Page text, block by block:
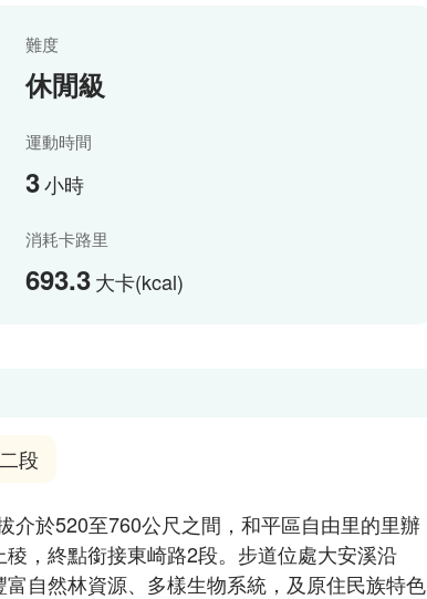
難度
休閒級
運動時間
3小時
消耗卡路里
693.3大卡(kcal)
段
介於520至760公尺之間，和平區自由里的里辦
，終點銜接東崎路2段。步道位處大安溪沿
自然林資源、多樣生物系統，及原住民族特色